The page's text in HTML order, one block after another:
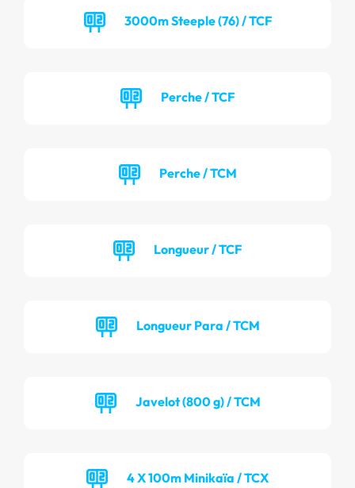
3000m Steeple (76) / TCF
Perche / TCF
Perche / TCM
Longueur / TCF
Longueur Para / TCM
Javelot (800 g) / TCM
4 X 100m Minikaïa / TCX